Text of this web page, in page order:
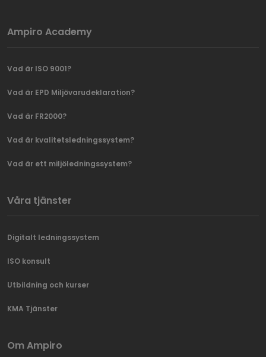
Ampiro Academy
Vad är ISO 9001?
Vad är EPD Miljövarudeklaration?
Vad är FR2000?
Vad är kvalitetsledningssystem?
Vad är ett miljöledningssystem?
Våra tjänster
Digitalt ledningssystem
ISO konsult
Utbildning och kurser
KMA Tjänster
Om Ampiro